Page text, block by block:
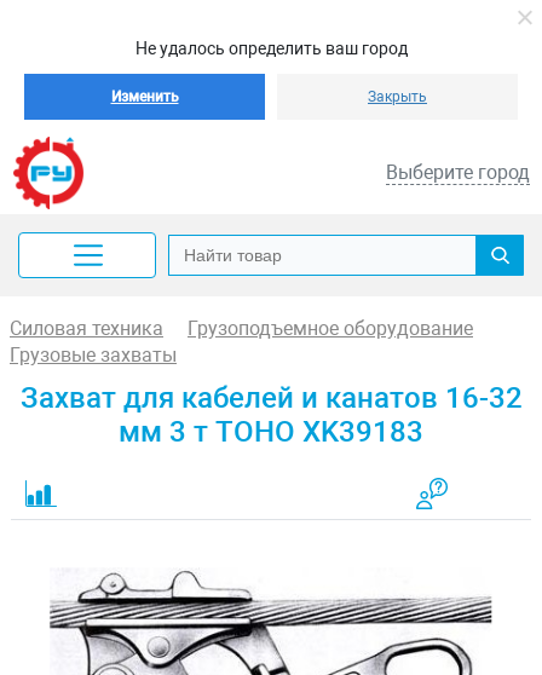
Не удалось определить ваш город
Изменить Закрыть
Выберите город
Силовая техника
Грузоподъемное оборудование
Грузовые захваты
Захват для кабелей и канатов 16-32
мм 3 т TOHO XK39183